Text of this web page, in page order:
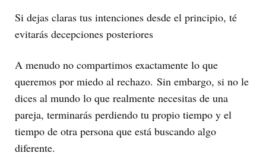
Si dejas claras tus intenciones desde el principio, té
evitarás decepciones posteriores
A menudo no compartimos exactamente lo que
queremos por miedo al rechazo. Sin embargo, si no le
dices al mundo lo que realmente necesitas de una
pareja, terminarás perdiendo tu propio tiempo y el
tiempo de otra persona que está buscando algo
diferente.